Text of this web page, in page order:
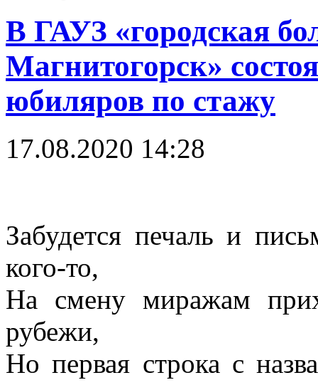
В ГАУЗ «городская
Магнитогорск»
юбиляров по стажу
17.08.2020 14:28
Забудется печаль и
кого-то,
На смену миражам
рубежи,
Но первая строка с